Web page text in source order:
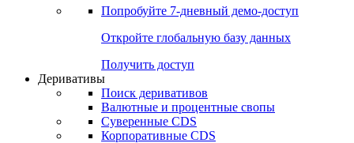
Попробуйте 7-дневный демо-доступ
Откройте глобальную базу данных
Получить доступ
Деривативы
Поиск деривативов
Валютные и процентные свопы
Суверенные CDS
Корпоративные CDS